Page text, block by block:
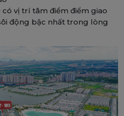
có vị trí tâm điểm điểm giao
động bậc nhất trong lòng